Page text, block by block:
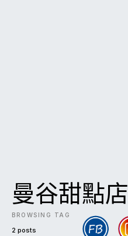
曼谷甜點店
BROWSING TAG
2 posts